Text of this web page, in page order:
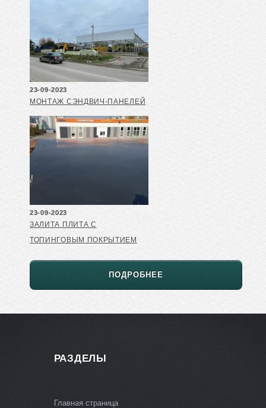
23-09-2023
МОНТАЖ СЭНДВИЧ-ПАНЕЛЕЙ
23-09-2023
ЗАЛИТА ПЛИТА С
ТОПИНГОВЫМ ПОКРЫТИЕМ
ПОДРОБНЕЕ
РАЗДЕЛЫ
Главная страница